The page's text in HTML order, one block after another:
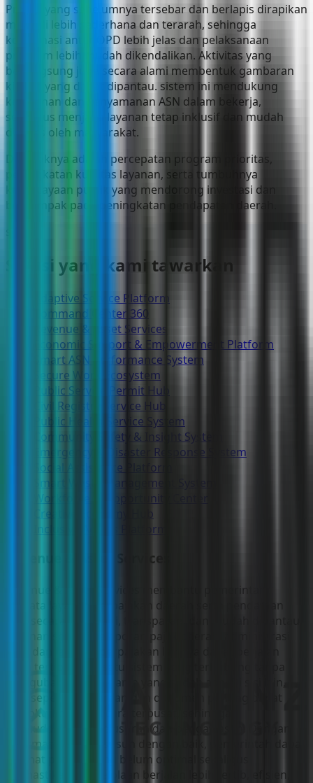
Proses yang sebelumnya tersebar dan berlapis dirapikan
menjadi lebih sederhana dan terarah, sehingga
koordinasi antar OPD lebih jelas dan pelaksanaan
program lebih mudah dikendalikan. Aktivitas yang
berlangsung juga secara alami membentuk gambaran
kinerja yang dapat dipantau. sistem ini mendukung
keamanan dan kenyamanan ASN dalam bekerja,
sekaligus menjaga layanan tetap inklusif dan mudah
diakses oleh masyarakat.
Dampaknya adalah percepatan program prioritas,
peningkatan kualitas layanan, serta tumbuhnya
kepercayaan publik yang mendorong investasi dan
berdampak pada peningkatan pendapatan daerah.
Solusi yang kami tawarkan
Adaptive Service Platform
Command Center 360
Revenue & Asset Services
Economic Support & Empowerment Platform
Smart ASN Performance System
Secure Work Ecosystem
Public Service Permit Hub
Civil Registry Service Hub
Public Health Service System
Community Safety & Insight System
Emergency & Disaster Response System
Social Assistance Platform
Smart Waste Management System
Workforce & Opportunity Center
Creative Economy Hub
Inclusive Access Platform
Revenue & Asset Services
Revenue & Asset Services membantu pemerintah
menata layanan perpajakan daerah serta pendataan
aset secara lebih rapi, transparan, dan mudah dipantau.
Layanan seperti pelaporan pajak daerah, administrasi
PBB, dan layanan perpajakan lainnya dapat berjalan
lebih tertib dalam satu sistem yang terhubung tanpa
mengubah sistem utama yang sudah ada. Di sisi lain,
aset seperti kendaraan dan dokumen penting dapat
terdokumentasi secara terpusat, sehingga
memudahkan penelusuran dan pengawasan. Dengan
informasi yang tersusun dengan baik, pemerintah dapat
melihat potensi yang belum optimal sekaligus
memastikan pengelolaan berjalan lebih tertib, efisien,